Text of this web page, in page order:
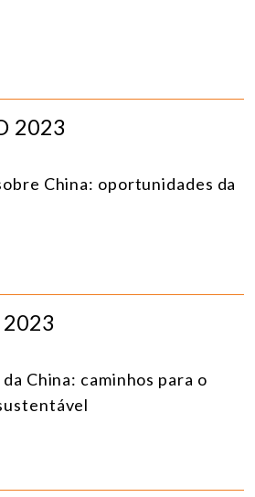
2023
China: oportunidades da
China: caminhos para o